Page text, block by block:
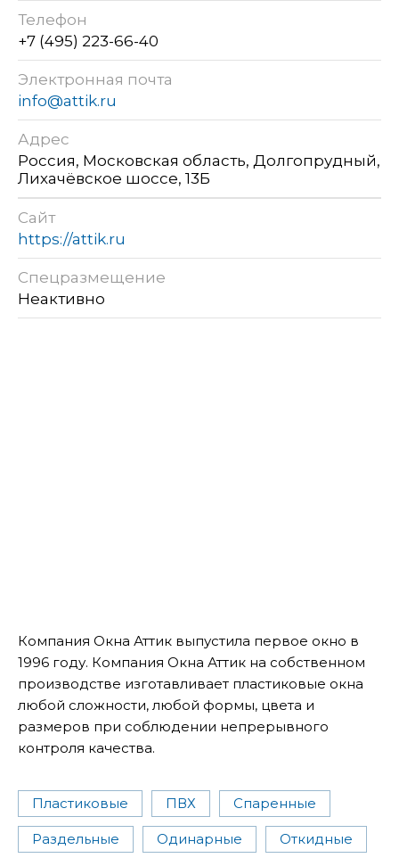
Телефон
+7 (495) 223-66-40
Электронная почта
info@attik.ru
Адрес
Россия, Московская область, Долгопрудный,
Лихачёвское шоссе, 13Б
Сайт
https://attik.ru
Спецразмещение
Неактивно
Компания Окна Аттик выпустила первое окно в
1996 году. Компания Окна Аттик на собственном
производстве изготавливает пластиковые окна
любой сложности, любой формы, цвета и
размеров при соблюдении непрерывного
контроля качества.
Пластиковые ПВХ Спаренные
Раздельные Одинарные Откидные